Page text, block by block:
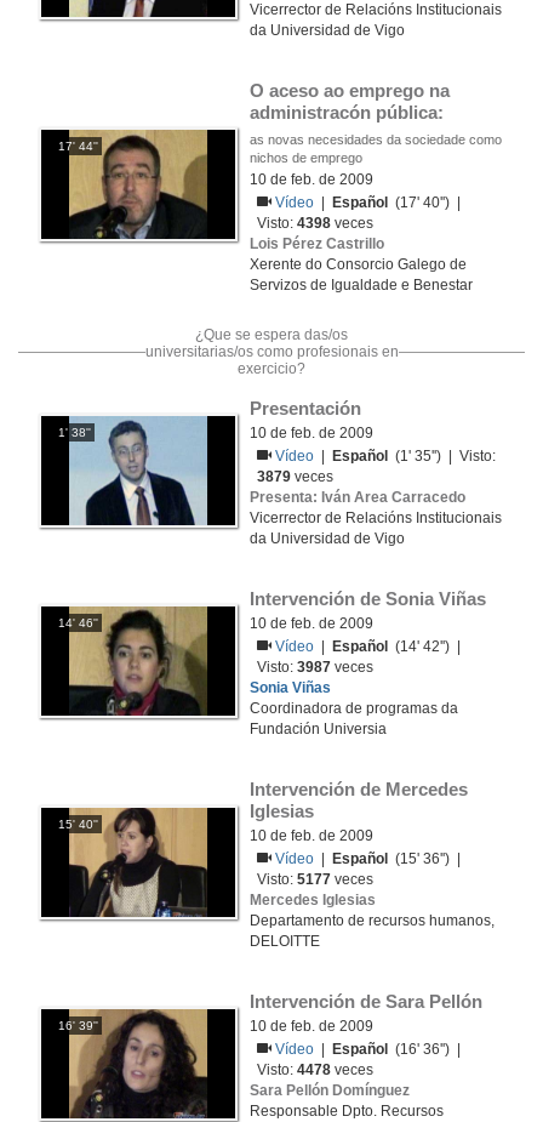
Vicerrector de Relacións Institucionais
da Universidad de Vigo
17' 44''
O aceso ao emprego na
administracón pública:
as novas necesidades da sociedade como
nichos de emprego
10 de feb. de 2009
Vídeo
Español
(17' 40'') |
Visto:4398 veces
Lois Pérez Castrillo
Xerente do Consorcio Galego de
Servizos de Igualdade e Benestar
¿Que se espera das/os
universitarias/os como profesionais en
exercicio?
1' 38''
Presentación
10 de feb. de 2009
Vídeo
Español
(1' 35'') | Visto:
3879 veces
Presenta: Iván Area Carracedo
Vicerrector de Relacións Institucionais
da Universidad de Vigo
14' 46''
Intervención de Sonia Viñas
10 de feb. de 2009
Vídeo
Español
(14' 42'') |
Visto:3987 veces
Sonia Viñas
Coordinadora de programas da
Fundación Universia
15' 40''
Intervención de Mercedes
Iglesias
10 de feb. de 2009
Vídeo
Español
(15' 36'') |
Visto:5177 veces
Mercedes Iglesias
Departamento de recursos humanos,
DELOITTE
16' 39''
Intervención de Sara Pellón
10 de feb. de 2009
Vídeo
Español
(16' 36'') |
Visto:4478 veces
Sara Pellón Domínguez
Responsable Dpto. Recursos